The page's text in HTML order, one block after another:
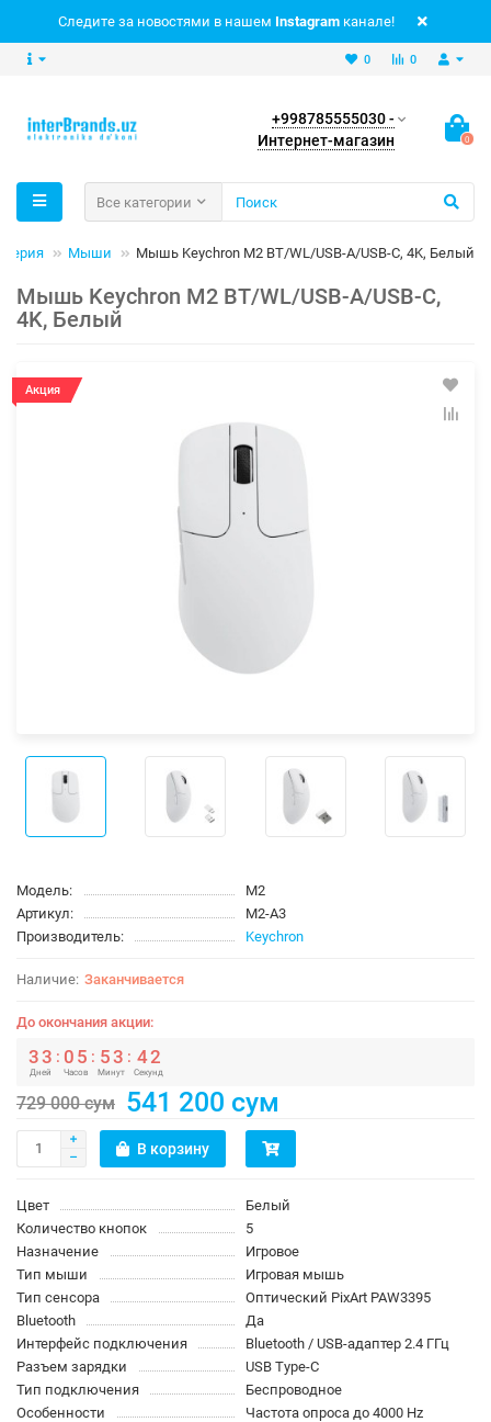
Следите за новостями в нашем Instagram канале!
0
0
+998785555030 -
Интернет-магазин
0
Все категории
Мыши Мышь Keychron M2 BT/WL/USB-A/USB-C, 4K, Белый
Мышь Keychron M2 BT/WL/USB-A/USB-C,
4K, Белый
Акция
Модель:
M2
Артикул:
M2-A3
Производитель:
Keychron
Заканчивается
До окончания акции:
33
Дней
: 0 5
Часов
: 53
Минут
: 42
Секунд
729 000 сум 541 200 сум
В корзину
Цвет
Белый
Количество кнопок
5
Назначение
Игровое
Тип мыши
Игровая мышь
Тип сенсора
Оптический PixArt PAW3395
Bluetooth
Да
Интерфейс подключения
Bluetooth / USB-адаптер 2.4 ГГц
Разъем зарядки
USB Type-C
Тип подключения
Беспроводное
Особенности
Частота опроса до 4000 Hz